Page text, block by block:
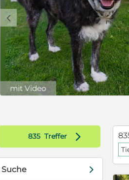
c
mit Video
835 Treffer d
Suche d